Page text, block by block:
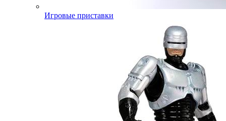
Игровые приставки